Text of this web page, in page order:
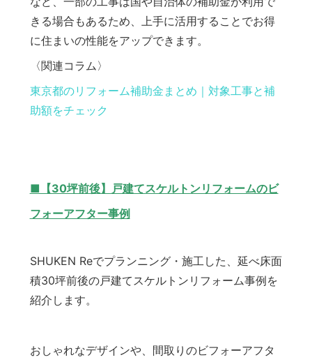
きる場合もあるため、上手に活用することでお得
に住まいの性能をアップできます。
〈関連コラム〉
東京都のリフォーム補助金まとめ｜対象工事と補
助額をチェック
■【30坪前後】戸建てスケルトンリフォームのビ
フォーアフター事例
SHUKEN Reでプランニング・施工した、延べ床面
積30坪前後の戸建てスケルトンリフォーム事例を
紹介します。
おしゃれなデザインや、間取りのビフォーアフタ